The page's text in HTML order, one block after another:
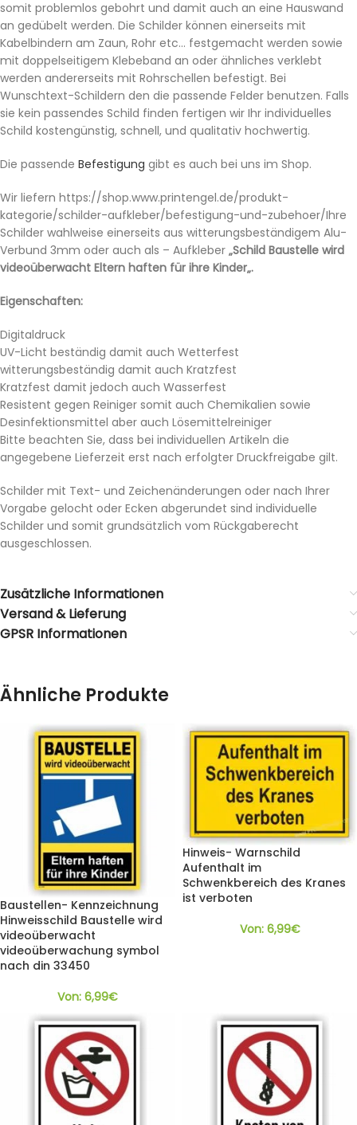
somit problemlos gebohrt und damit auch an eine Hauswand
an gedübelt werden. Die Schilder können einerseits mit
Kabelbindern am Zaun, Rohr etc… festgemacht werden sowie
mit doppelseitigem Klebeband an oder ähnliches verklebt
werden andererseits mit Rohrschellen befestigt. Bei
Wunschtext-Schildern den die passende Felder benutzen. Falls
sie kein passendes Schild finden fertigen wir Ihr individuelles
Schild kostengünstig, schnell, und qualitativ hochwertig.
Die passende Befestigung gibt es auch bei uns im Shop.
Wir liefern https://shop.www.printengel.de/produkt-
kategorie/schilder-aufkleber/befestigung-und-zubehoer/Ihre
Schilder wahlweise einerseits aus witterungsbeständigem Alu-
Verbund 3mm oder auch als – Aufkleber „Schild Baustelle wird
videoüberwacht Eltern haften für ihre Kinder„.
Eigenschaften:
Digitaldruck
UV-Licht beständig damit auch Wetterfest
witterungsbeständig damit auch Kratzfest
Kratzfest damit jedoch auch Wasserfest
Resistent gegen Reiniger somit auch Chemikalien sowie
Desinfektionsmittel aber auch Lösemittelreiniger
Bitte beachten Sie, dass bei individuellen Artikeln die
angegebene Lieferzeit erst nach erfolgter Druckfreigabe gilt.
Schilder mit Text- und Zeichenänderungen oder nach Ihrer
Vorgabe gelocht oder Ecken abgerundet sind individuelle
Schilder und somit grundsätzlich vom Rückgaberecht
ausgeschlossen.
Zusätzliche Informationen
Versand & Lieferung
GPSR Informationen
Ähnliche Produkte
Baustellen- Kennzeichnung
Hinweisschild Baustelle wird
videoüberwacht
videoüberwachung symbol
nach din 33450
Von: 6,99€
Hinweis- Warnschild
Aufenthalt im
Schwenkbereich des Kranes
ist verboten
Von: 6,99€